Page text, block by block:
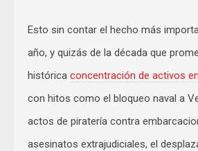
Esto sin contar el hecho más
año, y quizás de la década que
histórica concentración de activos
con hitos como el bloqueo naval a
actos de piratería contra
asesinatos extrajudiciales, el